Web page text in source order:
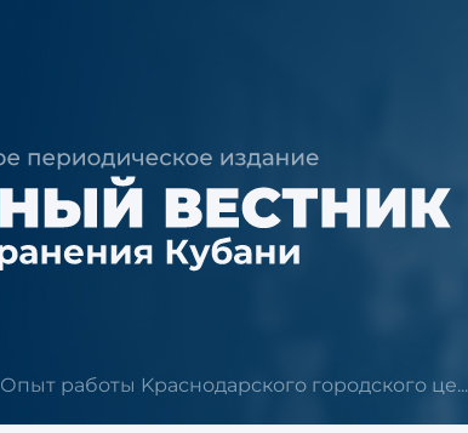
Опыт работы Kраснодарского городского це...